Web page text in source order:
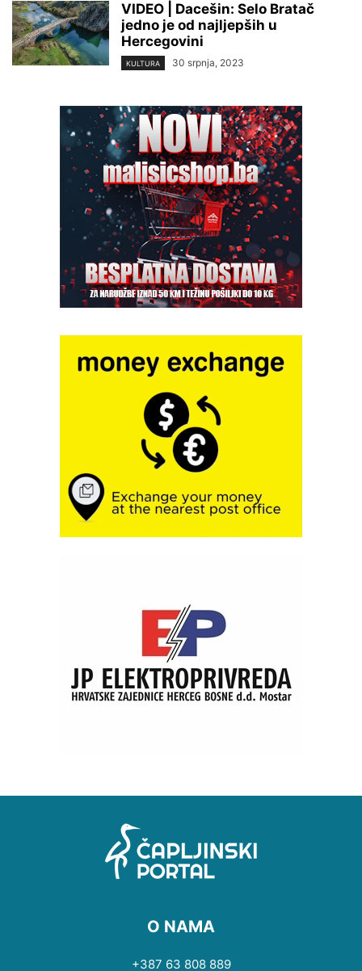
VIDEO | Dacešin: Selo Bratač
jedno je od najljepših u
Hercegovini
KULTURA 30 srpnja, 2023
O NAMA
+387 63 808 889